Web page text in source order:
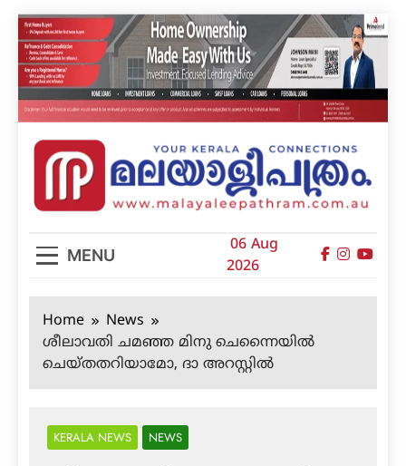
Skip
to
content
മലയാളിപത്രം
MENU
06 Aug
2026
Home
News
ശീലാവതി ചമഞ്ഞ മിനു ചെന്നൈയില്‍
ചെയ്തതറിയാമോ, ദാ അറസ്റ്റില്‍
KERALA NEWS NEWS